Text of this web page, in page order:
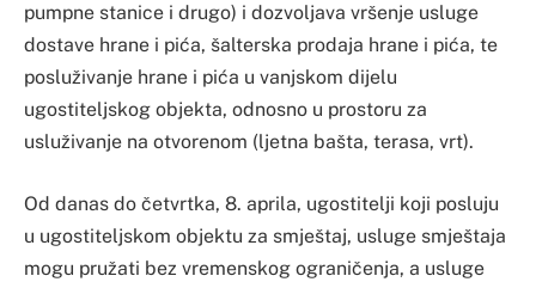
pumpne stanice i drugo) i dozvoljava vršenje usluge
dostave hrane i pića, šalterska prodaja hrane i pića, te
posluživanje hrane i pića u vanjskom dijelu
ugostiteljskog objekta, odnosno u prostoru za
usluživanje na otvorenom (ljetna bašta, terasa, vrt).
Od danas do četvrtka, 8. aprila, ugostitelji koji posluju
u ugostiteljskom objektu za smještaj, usluge smještaja
mogu pružati bez vremenskog ograničenja, a usluge